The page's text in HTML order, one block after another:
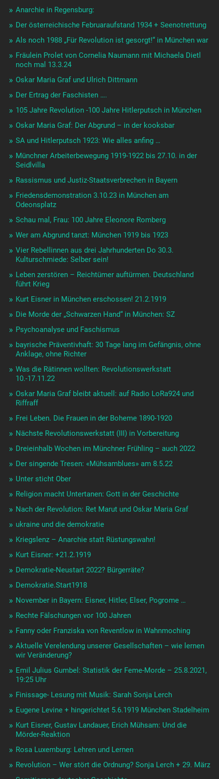
Anarchie in Regensburg:
Der österreichische Februaraufstand 1934 + Seenotrettung
Als noch 1988 „Für Revolution ist gesorgt!“ in München war
Fräulein Prolet von Cornelia Naumann mit Michaela Dietl
noch mal 13.3.24
Oskar Maria Graf und Ulrich Dittmann
Der Ertrag der Faschisten ….
105 Jahre Revolution -100 Jahre Hitlerputsch in München
Oskar Maria Graf: Der Abgrund – in der kooksbar
SA und Hitlerputsch 1923: Wie alles anfing …
Münchner Arbeiterbewegung 1919-1922 bis 27.10. in der
Seidlvilla
Rassismus und Justiz-Staatsverbrechen in Bayern
Friedensdemonstration 3.10.23 in München am
Odeonsplatz
Schau mal, Frau: 100 Jahre Eleonore Romberg
Wer am Abgrund tanzt: München 1919 bis 1923
Vier Rebellinnen aus drei Jahrhunderten Do 30.3.
Kulturschmiede: Selber sein!
Leben zerstören – Reichtümer auftürmen. Deutschland
führt Krieg
Kurt Eisner in München erschossen! 21.2.1919
Die Morde der „Schwarzen Hand“ in München: SZ
Psychoanalyse und Faschismus
bayrische Präventivhaft: 30 Tage lang im Gefängnis, ohne
Anklage, ohne Richter
Was die Rätinnen wollten: Revolutionswerkstatt
10.-17.11.22
Oskar Maria Graf bleibt aktuell: auf Radio LoRa924 und
Riffraff
Frei Leben. Die Frauen in der Boheme 1890-1920
Nächste Revolutionswerkstatt (III) in Vorbereitung
Dreieinhalb Wochen im Münchner Frühling – auch 2022
Der singende Tresen: «Mühsamblues» am 8.5.22
Unter sticht Ober
Religion macht Untertanen: Gott in der Geschichte
Nach der Revolution: Ret Marut und Oskar Maria Graf
ukraine und die demokratie
Kriegslenz – Anarchie statt Rüstungswahn!
Kurt Eisner: +21.2.1919
Demokratie-Neustart 2022? Bürgerräte?
Demokratie.Start1918
November in Bayern: Eisner, Hitler, Elser, Pogrome …
Rechte Fälschungen vor 100 Jahren
Fanny oder Franziska von Reventlow in Wahnmoching
Aktuelle Verelendung unserer Gesellschaften – wie lernen
wir Veränderung?
Emil Julius Gumbel: Statistik der Feme-Morde – 25.8.2021,
19:25 Uhr
Finissage- Lesung mit Musik: Sarah Sonja Lerch
Eugene Levine + hingerichtet 5.6.1919 München Stadelheim
Kurt Eisner, Gustav Landauer, Erich Mühsam: Und die
Mörder-Reaktion
Rosa Luxemburg: Lehren und Lernen
Revolution – Wer stört die Ordnung? Sonja Lerch + 29. März